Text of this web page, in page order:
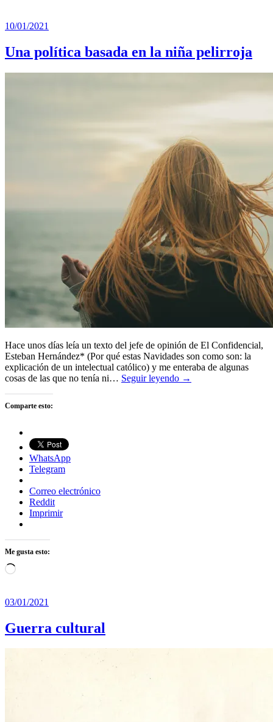
10/01/2021
Una política basada en la niña pelirroja
Hace unos días leía un texto del jefe de opinión de El Confidencial,
Esteban Hernández* (Por qué estas Navidades son como son: la
explicación de un intelectual católico) y me enteraba de algunas
cosas de las que no tenía ni… Seguir leyendo →
Comparte esto:
WhatsApp
Telegram
Correo electrónico
Reddit
Imprimir
Me gusta esto:
Cargando...
03/01/2021
Guerra cultural